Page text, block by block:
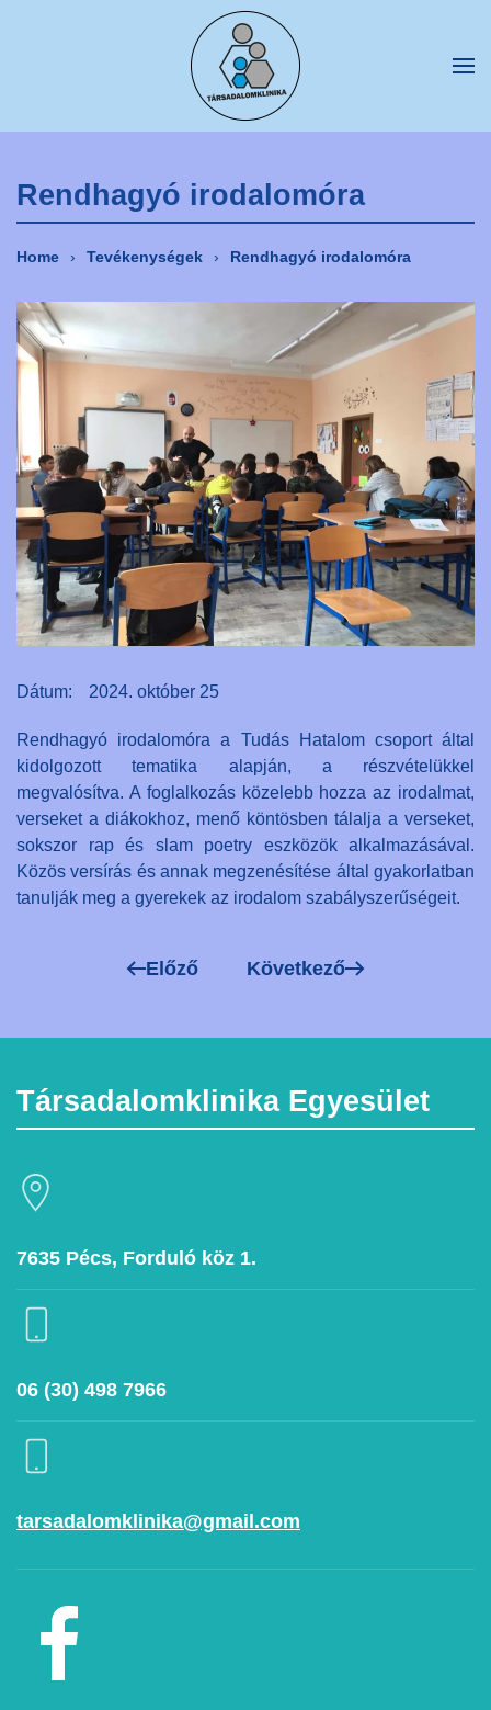
Fő tartalom átugrása
Rendhagyó irodalomóra
Home Tevékenységek Rendhagyó irodalomóra
Dátum: 2024. október 25
Rendhagyó irodalomóra a Tudás Hatalom csoport által
kidolgozott tematika alapján, a részvételükkel
megvalósítva. A foglalkozás közelebb hozza az irodalmat,
verseket a diákokhoz, menő köntösben tálalja a verseket,
sokszor rap és slam poetry eszközök alkalmazásával.
Közös versírás és annak megzenésítése által gyakorlatban
tanulják meg a gyerekek az irodalom szabályszerűségeit.
Előző Következő
Társadalomklinika Egyesület
7635 Pécs, Forduló köz 1.
06 (30) 498 7966
tarsadalomklinika@gmail.com